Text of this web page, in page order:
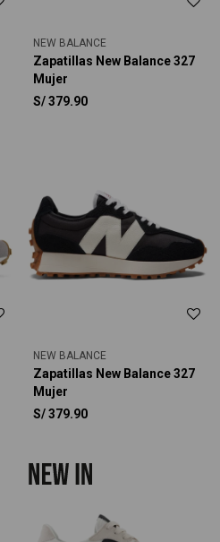
NEW BALANCE
Zapatillas New Balance 327
Mujer
S/379.90
NEW BALANCE
Zapatillas New Balance 327
Mujer
S/379.90